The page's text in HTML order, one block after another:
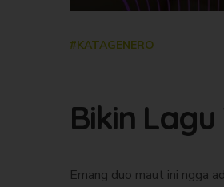
#KATAGENERO
Bikin
Emang duo maut ini ngga